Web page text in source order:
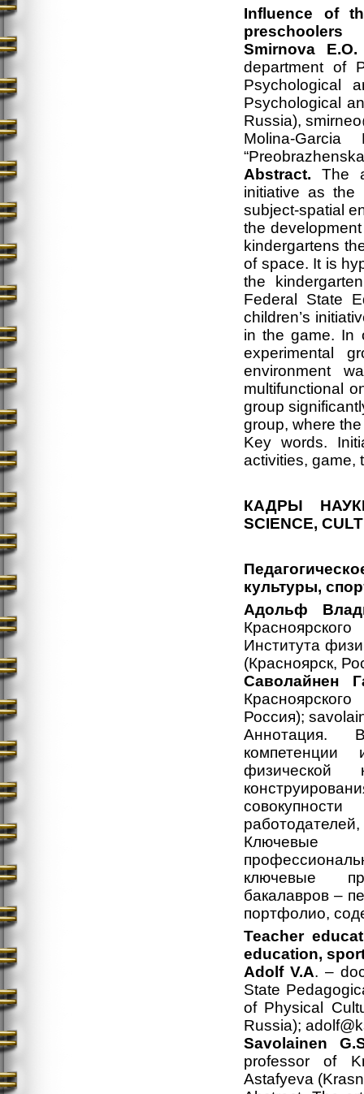
Influence of
preschoolers
Smirnova E.O.
department of
Psychological
Psychological
Russia),
Molina-
Abstract. The
initiative as the
subject-spatial
the
kindergartens
of space. It is
the
Federal State
children’s
in the game. In
experimental
environment
multifunctional
group
group, where
Key words.
activities, game,
КАДРЫ
SCIENCE,
культуры,
Адольф
Института
(Красноярск,
Саволайнен
Россия);
Аннотация.
компетенции
физической
Ключевые
ключевые
бакалавров –
портфолио,
Teacher
education,
Adolf V.A. –
State
of Physical
Russia);
Savolainen
professor of
Astafyeva